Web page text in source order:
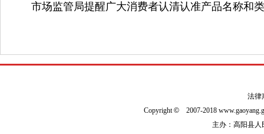
市场监管局提醒广大消费者认清认准产品名称和
法律
Copyright© 2007-2018
主办：高阳县人